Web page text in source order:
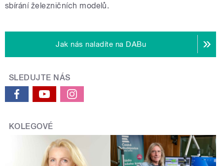
sbírání železničních modelů.
Jak nás naladíte na DABu
SLEDUJTE NÁS
KOLEGOVÉ